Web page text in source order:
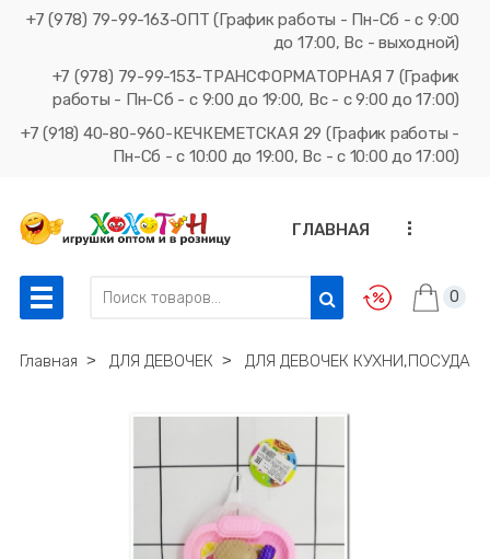
+7 (978) 79-99-163-ОПТ (График работы - Пн-Сб - с 9:00
до 17:00, Вс - выходной)
+7 (978) 79-99-153-ТРАНСФОРМАТОРНАЯ 7 (График
работы - Пн-Сб - с 9:00 до 19:00, Вс - с 9:00 до 17:00)
+7 (918) 40-80-960-КЕЧКЕМЕТСКАЯ 29 (График работы -
Пн-Сб - с 10:00 до 19:00, Вс - с 10:00 до 17:00)
ГЛАВНАЯ ...
0
Главная ˃ ДЛЯ ДЕВОЧЕК ˃ ДЛЯ ДЕВОЧЕК КУХНИ,ПОСУДА